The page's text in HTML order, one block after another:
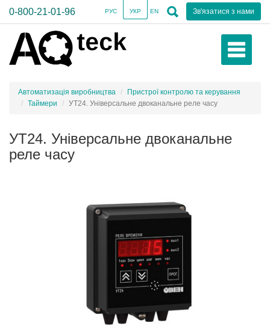
0-800-21-01-96 Зв'язатися з нами
РУС УКР EN
Автоматизація виробництва
Пристрої контролю та керування
Таймери
УТ24. Універсальне двоканальне реле часу
УТ24. Універсальне двоканальне
реле часу